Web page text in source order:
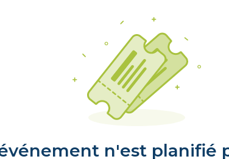
n'est planifié